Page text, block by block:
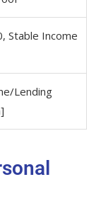
Stable Income
Lending